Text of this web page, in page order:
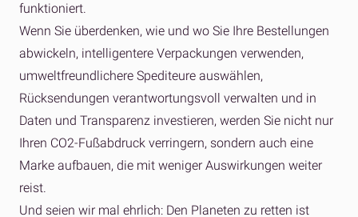
funktioniert.
Wenn Sie überdenken, wie und wo Sie Ihre Bestellungen
abwickeln, intelligentere Verpackungen verwenden,
umweltfreundlichere Spediteure auswählen,
Rücksendungen verantwortungsvoll verwalten und in
Daten und Transparenz investieren, werden Sie nicht nur
Ihren CO2-Fußabdruck verringern, sondern auch eine
Marke aufbauen, die mit weniger Auswirkungen weiter
reist.
Und seien wir mal ehrlich: Den Planeten zu retten ist